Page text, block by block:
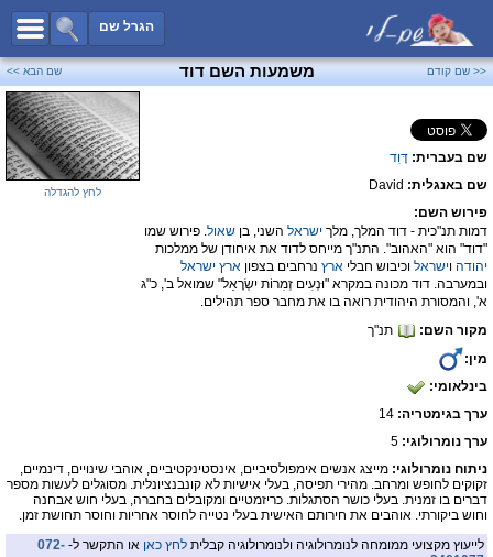
הגרל שם
כל השמות
שמות לבנים
שמות לבנות
שמות משותפים
שמות נפוצים
<< שם קודם משמעות השם דוד שם הבא >>
שם בעברית: דָּוִד
שם באנגלית: David
פירוש השם:
דמות תנ"כית - דוד המלך, מלך ישראל השני, בן שאול. פירוש שמו
"דוד" הוא "האהוב". התנ"ך מייחס לדוד את איחודן של ממלכות
יהודה וישראל וכיבוש חבלי ארץ נרחבים בצפון ארץ ישראל
ובמערבה. דוד מכונה במקרא "וּנְעִים זְמִרוֹת יִשְׂרָאֵל" שמואל ב', כ"ג
א', והמסורת היהודית רואה בו את מחבר ספר תהילים.
מקור השם:
תנ"ך
מין:
בינלאומי:
ערך בגימטריה:
ערך נומרולוגי: 5
לחץ להגדלה
ניתוח נומרולוגי: מייצג אנשים אימפולסיביים, אינסטינקטיביים, אוהבי שינויים, דינמיים,
זקוקים לחופש ומרחב. מהירי תפיסה, בעלי אישיות לא קונבנציונלית. מסוגלים לעשות מספר
דברים בו זמנית. בעלי כושר הסתגלות. כריזמטיים ומקובלים בחברה, בעלי חוש אבחנה
וחוש ביקורתי. אוהבים את חירותם האישית בעלי נטייה לחוסר אחריות וחוסר תחושת זמן.
לייעוץ מקצועי ממומחה לנומרולוגיה ולנומרולוגיה קבלית לחץ כאן או התקשר ל- 072-